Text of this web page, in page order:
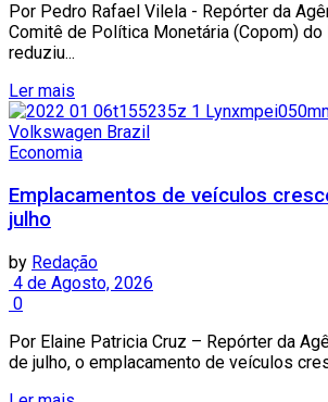
Por Pedro Rafael Vilela - Repórter da
Comitê de Política Monetária (Copom) do
reduziu...
Ler mais
Economia
Emplacamentos de veículos
julho
by Redação
4 de Agosto, 2026
0
Por Elaine Patricia Cruz – Repórter da
de julho, o emplacamento de veículos